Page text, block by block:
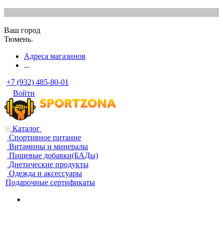
Ваш город
Тюмень
Адреса магазинов
...
+7 (932) 485-80-01
Войти
Каталог
Спортивное питание
Витамины и минералы
Пищевые добавки(БАДы)
Диетические продукты
Одежда и аксессуары
Подарочные сертификаты